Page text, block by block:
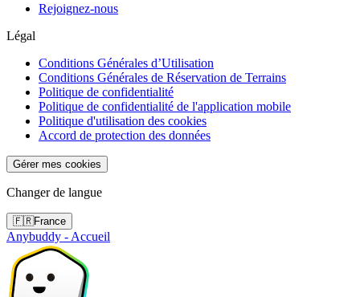
Rejoignez-nous
Légal
Conditions Générales d’Utilisation
Conditions Générales de Réservation de Terrains
Politique de confidentialité
Politique de confidentialité de l'application mobile
Politique d'utilisation des cookies
Accord de protection des données
Gérer mes cookies
Changer de langue
🇫🇷France
Anybuddy - Accueil